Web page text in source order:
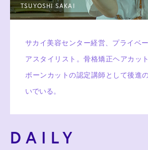
TSUYOSHI SAKAI
サカイ美容センター経営、プライベ
アスタイリスト。骨格矯正ヘアカッ
ボーンカットの認定講師として後進
いでいる。
DAILY